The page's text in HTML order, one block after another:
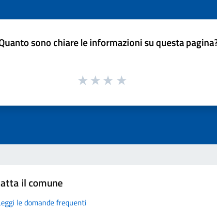
sono chiare le informazioni su questa
il comune
le domande frequenti